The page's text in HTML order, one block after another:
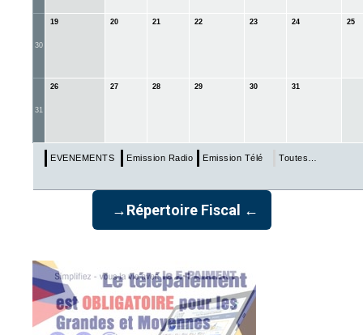
30
19 20 21 22 23 24 25
31
26 27 28 29 30 31
EVENEMENTS & ECHEANCES
Emission Radio Emission Télé Toutes…
→Répertoire Fiscal ←